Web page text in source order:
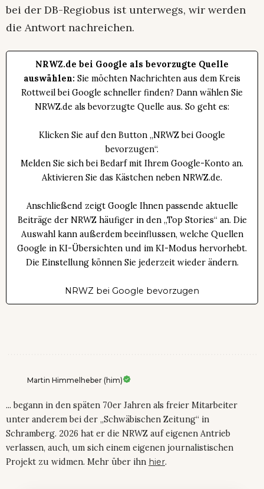
bei der DB-Regiobus ist unterwegs, wir werden
die Antwort nachreichen.
NRWZ.de bei Google als bevorzugte Quelle
auswählen: Sie möchten Nachrichten aus dem Kreis
Rottweil bei Google schneller finden? Dann wählen Sie
NRWZ.de als bevorzugte Quelle aus. So geht es:
Klicken Sie auf den Button „NRWZ bei Google
bevorzugen“.
Melden Sie sich bei Bedarf mit Ihrem Google-Konto an.
Aktivieren Sie das Kästchen neben NRWZ.de.
Anschließend zeigt Google Ihnen passende aktuelle
Beiträge der NRWZ häufiger in den „Top Stories“ an. Die
Auswahl kann außerdem beeinflussen, welche Quellen
Google in KI-Übersichten und im KI-Modus hervorhebt.
Die Einstellung können Sie jederzeit wieder ändern.
NRWZ bei Google bevorzugen
Martin Himmelheber (him)
... begann in den späten 70er Jahren als freier Mitarbeiter
unter anderem bei der „Schwäbischen Zeitung“ in
Schramberg. 2026 hat er die NRWZ auf eigenen Antrieb
verlassen, auch, um sich einem eigenen journalistischen
Projekt zu widmen. Mehr über ihn hier.